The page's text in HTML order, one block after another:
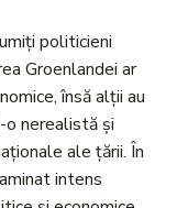
politicieni
Groenlandei ar
însă alții au
o nerealistă și
ale țării. În
intens